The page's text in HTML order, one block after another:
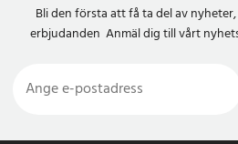
Bli den första att få ta del av
erbjudanden Anmäl dig till vårt